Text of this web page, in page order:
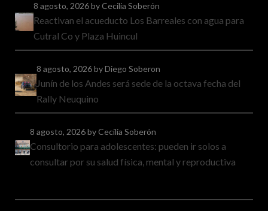
8 agosto, 2026by Cecilia Soberón
Reactivan el acueducto Los Barreales con agua para
Cutral Co y Plaza Huincul
8 agosto, 2026by Diego Soberon
Junín de los Andes será sede de la octava fecha del
Rally Neuquino
8 agosto, 2026by Cecilia Soberón
Consultorio para adolescentes: pueden ir solos a
consultar por su salud física, mental y reproductiva